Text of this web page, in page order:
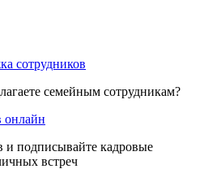
сотрудников
семейным сотрудникам?
онлайн
и подписывайте кадровые
встреч